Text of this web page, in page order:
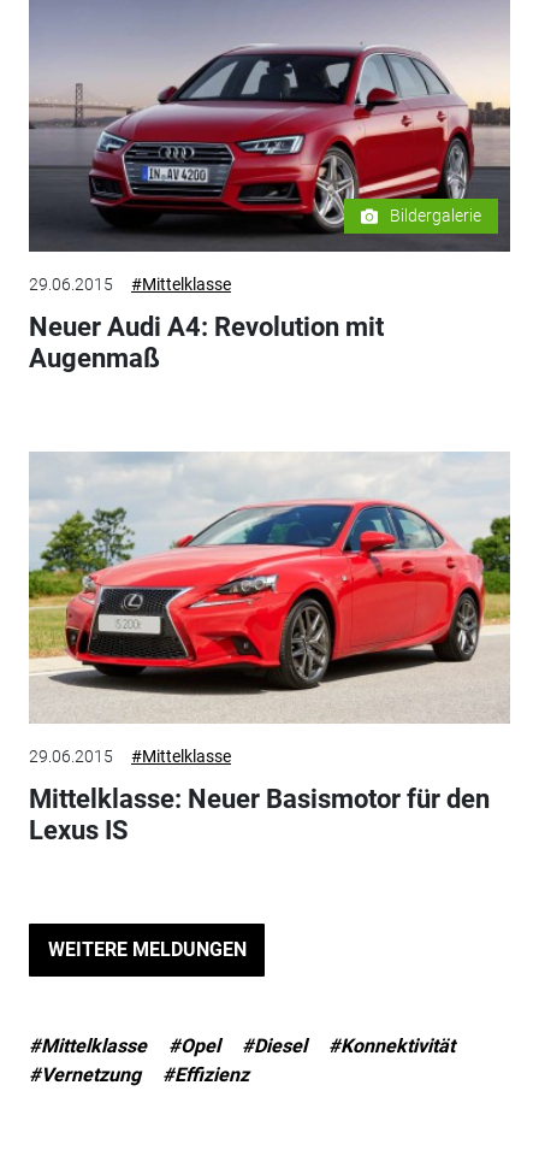
Bildergalerie
29.06.2015 #Mittelklasse
Neuer Audi A4: Revolution mit
Augenmaß
29.06.2015 #Mittelklasse
Mittelklasse: Neuer Basismotor für den
Lexus IS
WEITERE MELDUNGEN
#Mittelklasse #Opel #Diesel
#Konnektivität
#Vernetzung
#Effizienz